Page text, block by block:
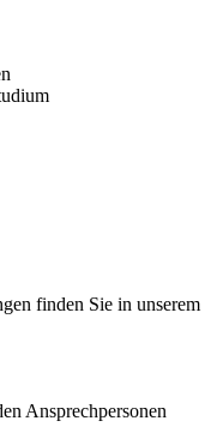
finden Sie in unserem
Ansprechpersonen